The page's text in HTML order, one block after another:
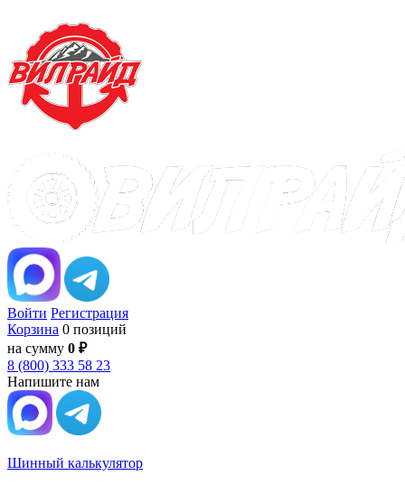
Войти Регистрация
Корзина 0 позиций
на сумму 0 ₽
8 (800) 333 58 23
Напишите нам
Шинный калькулятор